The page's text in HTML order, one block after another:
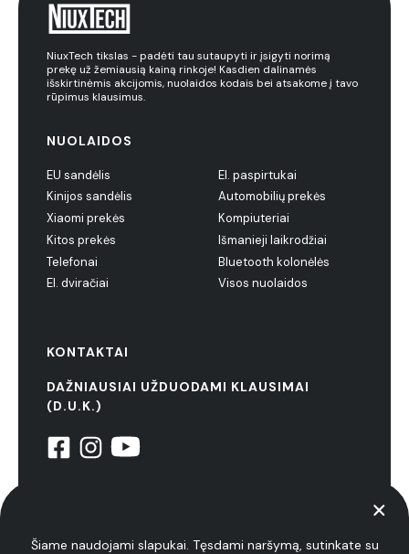
NiuxTech tikslas - padėti tau sutaupyti ir įsigyti norimą
prekę už žemiausią kainą rinkoje! Kasdien dalinamės
išskirtinėmis akcijomis, nuolaidos kodais bei atsakome į tavo
rūpimus klausimus.
NUOLAIDOS
EU sandėlis
Kinijos sandėlis
Xiaomi prekės
Kitos prekės
Telefonai
El. dviračiai
El. paspirtukai
Automobilių prekės
Kompiuteriai
Išmanieji laikrodžiai
Bluetooth kolonėlės
Visos nuolaidos
KONTAKTAI
DAŽNIAUSIAI UŽDUODAMI KLAUSIMAI
(D.U.K.)
Šiame naudojami slapukai. Tęsdami naršymą, sutinkate su